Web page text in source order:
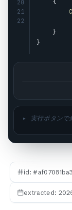
20
21
22
    }
}
▸ 実行ボタンで
id: #
extracted: